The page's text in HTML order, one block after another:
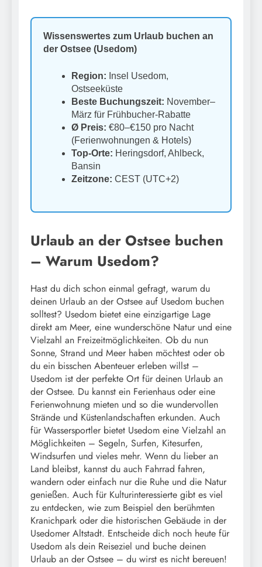
Wissenswertes zum Urlaub buchen an
der Ostsee (Usedom)
Region: Insel Usedom,
Ostseeküste
Beste Buchungszeit: November–
März für Frühbucher-Rabatte
Ø Preis: €80–€150 pro Nacht
(Ferienwohnungen & Hotels)
Top-Orte: Heringsdorf, Ahlbeck,
Bansin
Zeitzone: CEST (UTC+2)
Urlaub an der Ostsee buchen
– Warum Usedom?
Hast du dich schon einmal gefragt, warum du
deinen Urlaub an der Ostsee auf Usedom buchen
solltest? Usedom bietet eine einzigartige Lage
direkt am Meer, eine wunderschöne Natur und eine
Vielzahl an Freizeitmöglichkeiten. Ob du nun
Sonne, Strand und Meer haben möchtest oder ob
du ein bisschen Abenteuer erleben willst –
Usedom ist der perfekte Ort für deinen Urlaub an
der Ostsee. Du kannst ein Ferienhaus oder eine
Ferienwohnung mieten und so die wundervollen
Strände und Küstenlandschaften erkunden. Auch
für Wassersportler bietet Usedom eine Vielzahl an
Möglichkeiten – Segeln, Surfen, Kitesurfen,
Windsurfen und vieles mehr. Wenn du lieber an
Land bleibst, kannst du auch Fahrrad fahren,
wandern oder einfach nur die Ruhe und die Natur
genießen. Auch für Kulturinteressierte gibt es viel
zu entdecken, wie zum Beispiel den berühmten
Kranichpark oder die historischen Gebäude in der
Usedomer Altstadt. Entscheide dich noch heute für
Usedom als dein Reiseziel und buche deinen
Urlaub an der Ostsee – du wirst es nicht bereuen!